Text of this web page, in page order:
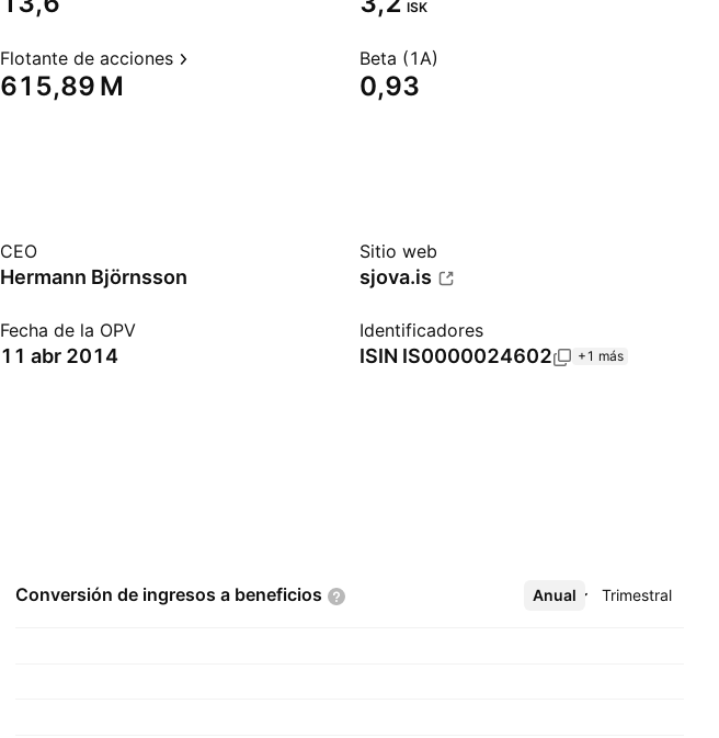
ISK
Flotante de acciones
‪615,89 M‬
Beta (1A)
0,93
CEO
Hermann Björnsson
Sitio web
sjova.is
Fecha de la OPV
11 abr 2014
Identificadores
ISIN IS0000024602 +1 más
Conversión de ingresos a beneficios Anual Trimestral
Más